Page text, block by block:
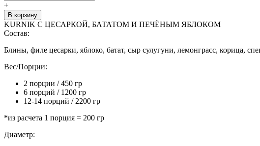
+
В корзину
KURNIK С ЦЕСАРКОЙ, БАТАТОМ И ПЕЧЁНЫМ ЯБЛОКОМ
Состав:
Блины, филе цесарки, яблоко, батат, сыр сулугуни, лемонграсс, корица,
Вес/Порции:
2 порции / 450 гр
6 порций / 1200 гр
12-14 порций / 2200 гр
*из расчета 1 порция = 200 гр
Диаметр: